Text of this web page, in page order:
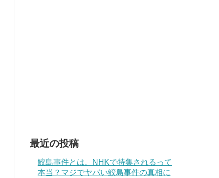
最近の投稿
鮫島事件とは。NHKで特集されるって
本当？マジでヤバい鮫島事件の真相に